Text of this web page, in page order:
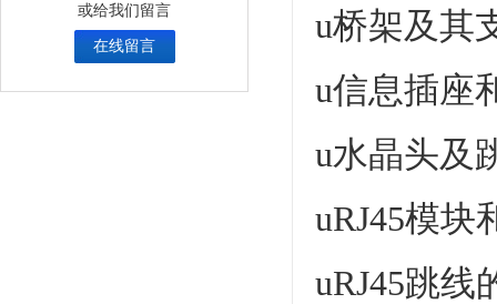
或给我们留言
在线留言
u桥架及其
u信息插座
u水晶头及
uRJ45模块
uRJ45跳线